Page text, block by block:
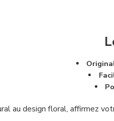
au design floral, affirmez